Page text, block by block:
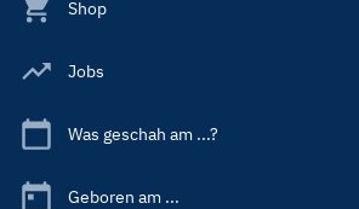
Shop
Jobs
Was geschah am ...?
Geboren am ...